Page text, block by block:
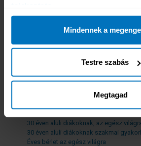
Mindennek a
Testre szabás
Megtagad
Városnézésre
Búvárkodásra
Sportolásra
További termékeink
30 éven aluli diákoknak, az egész
30 éven aluli diákoknak szakmai
Éves bérlet az egész világra